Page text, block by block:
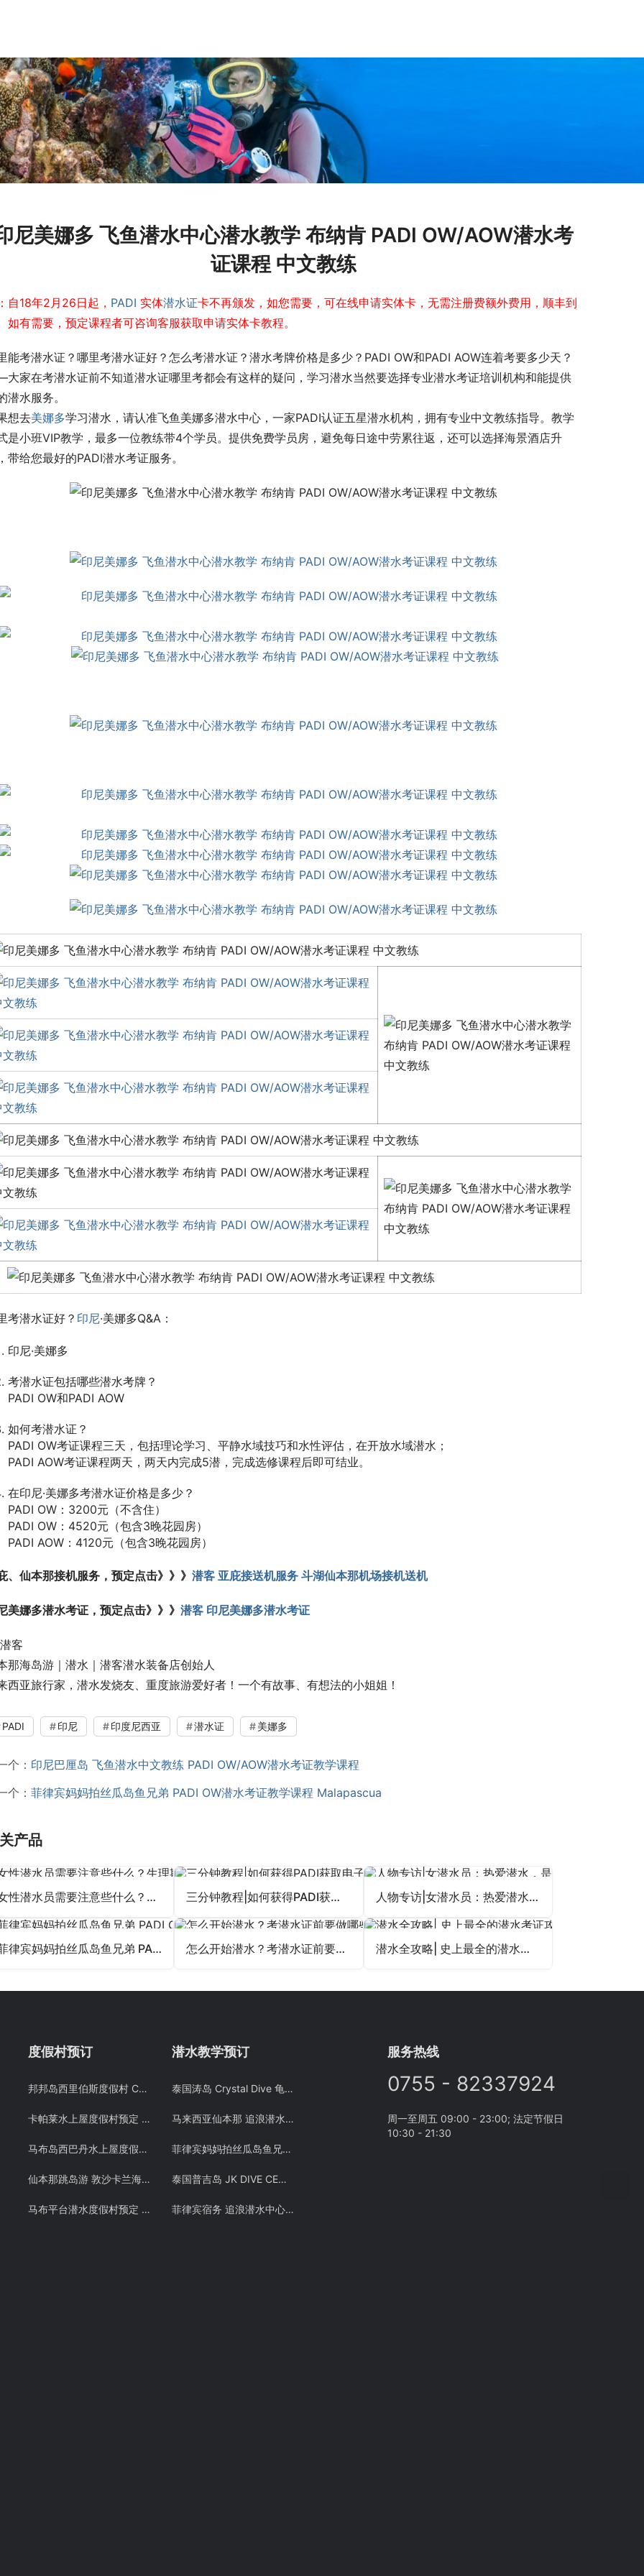
尼美娜多 飞鱼潜水中心潜水教学 布纳肯 PADI OW/AOW潜水考
证课程 中文教练
自18年2月26日起， PADI 实体潜水证卡不再颁发，如您需要，可在线申请实体卡，无需注册费额外费用，顺丰到
如有需要，预定课程者可咨询客服获取申请实体卡教程。
能考潜水证？哪里考潜水证好？怎么考潜水证？潜水考牌价格是多少？PADI OW和PADI AOW连着考要多少天？
家在考潜水证前不知道潜水证哪里考都会有这样的疑问，学习潜水当然要选择专业潜水考证培训机构和能提供
潜水服务。
想去美娜多学习潜水，请认准飞鱼美娜多潜水中心，一家PADI认证五星潜水机构，拥有专业中文教练指导。教学
是小班VIP教学，最多一位教练带4个学员。提供免费学员房，避免每日途中劳累往返，还可以选择海景酒店升
带给您最好的PADI潜水考证服务。
考潜水证好？ 印尼·美娜多Q&A：
印尼·美娜多
考潜水证包括哪些潜水考牌？
PADI OW和PADI AOW
如何考潜水证？
PADI OW考证课程三天，包括理论学习、平静水域技巧和水性评估，在开放水域潜水；
PADI AOW考证课程两天，两天内完成5潜，完成选修课程后即可结业。
在印尼·美娜多考潜水证价格是多少？
PADI OW：3200元（不含住）
PADI OW：4520元（包含3晚花园房）
PADI AOW：4120元（包含3晚花园房）
、仙本那接机服务，预定点击》》》 潜客 亚庇接送机服务 斗湖仙本那机场接机送机
美娜多潜水考证，预定点击》》》 潜客 印尼美娜多潜水考证
客
那海岛游｜潜水｜潜客潜水装备店创始人
西亚旅行家，潜水发烧友、重度旅游爱好者！一个有故事、有想法的小姐姐！
PADI 印尼 印度尼西亚 潜水证 美娜多
个： 印尼巴厘岛 飞鱼潜水中文教练 PADI OW/AOW潜水考证教学课程
个： 菲律宾妈妈拍丝瓜岛鱼兄弟 PADI OW潜水考证教学课程 Malapascua
产品
女性潜水员需要注意些什么？生理期算个啥，这才是最重要的！ 三分钟教程|如何获得PADI获取电子卡/实体卡？ 人物专访|女潜水员：热爱潜水，是因为热爱海洋也敬畏大海！
菲律宾妈妈拍丝瓜岛鱼兄弟 PADI OW潜水考证教学课程 Malapascua 怎么开始潜水？考潜水证前要做哪些准备？ 潜水全攻略| 史上最全的潜水考证攻略！带你全方位认识潜水！
度假村预订
邦邦岛西里伯斯度假村 Celebes Beach resort 仙本那沙滩屋预定 潜客
卡帕莱水上屋度假村预定 仙本那水屋 Kapalai岛 诗巴丹潜水 – 潜客假期
马布岛西巴丹水上屋度假村swv仙本那水屋潜水考证度假村预订
仙本那跳岛游 敦沙卡兰海洋公园 邦邦岛 卡帕莱 巴瑶族 浮潜预定 潜客
马布平台潜水度假村预定 Seaventures Rig 仙本那潜水诗巴丹岛 潜客
潜水教学预订
泰国涛岛 Crystal Dive 龟岛潜水 PADI OW/AOW 考证教学课程 潜水证
马来西亚仙本那 追浪潜水 OW/AOW考证教学课程 军舰岛免费DSD体验潜水 自由潜 Free Diving 中文教学
菲律宾妈妈拍丝瓜岛鱼兄弟 PADI OW潜水考证教学课程 Malapascua
泰国普吉岛 JK DIVE CENTER 潜水课程OW+AOW中文考证PADI 免费接送 中文教练
菲律宾宿务 追浪潜水中心 PADI OW/AOW和 PADI FREE DIVING考证考牌教学课程潜水证
服务热线
0755 - 82337924
周一至周五 09:00 - 23:00; 法定节假日
10:30 - 21:30